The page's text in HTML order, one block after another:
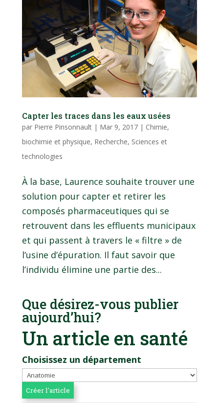
Capter les traces dans les eaux usées
par Pierre Pinsonnault| Mar 9, 2017| Chimie,
biochimie et physique, Recherche, Sciences et
technologies
À la base, Laurence souhaite trouver une
solution pour capter et retirer les
composés pharmaceutiques qui se
retrouvent dans les effluents municipaux
et qui passent à travers le « filtre » de
l’usine d’épuration. Il faut savoir que
l’individu élimine une partie des...
Que désirez-vous publier
aujourd’hui?
Un article en santé
Choisissez un département